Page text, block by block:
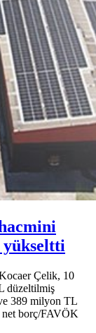
yükseltti
Çelik, 10
düzeltilmiş
389 milyon TL
net borç/FAVÖK